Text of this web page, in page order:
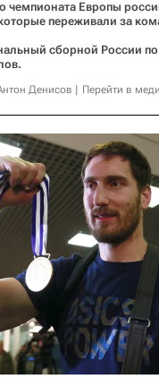
чемпионата Европы
переживали за
сборной России
Денисов Перейти в